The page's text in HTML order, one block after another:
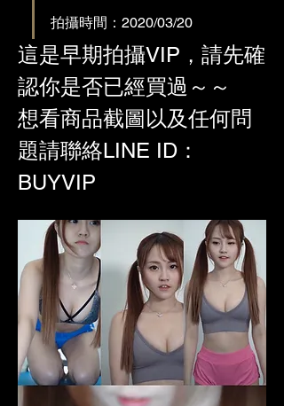
拍攝時間：2020/03/20
這是早期拍攝VIP，請先確
認你是否已經買過～～
想看商品截圖以及任何問
題請聯絡LINE ID：
BUYVIP